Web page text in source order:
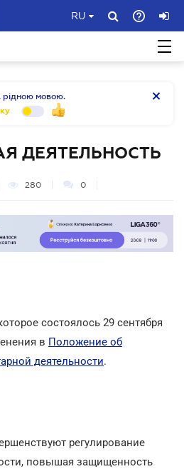
RU
рідною мовою.
ДЕЯТЕЛЬНОСТЬ
280 0
состоялось 29 сентября
в Положение об
деятельности.
регулирование
повышая защищенность